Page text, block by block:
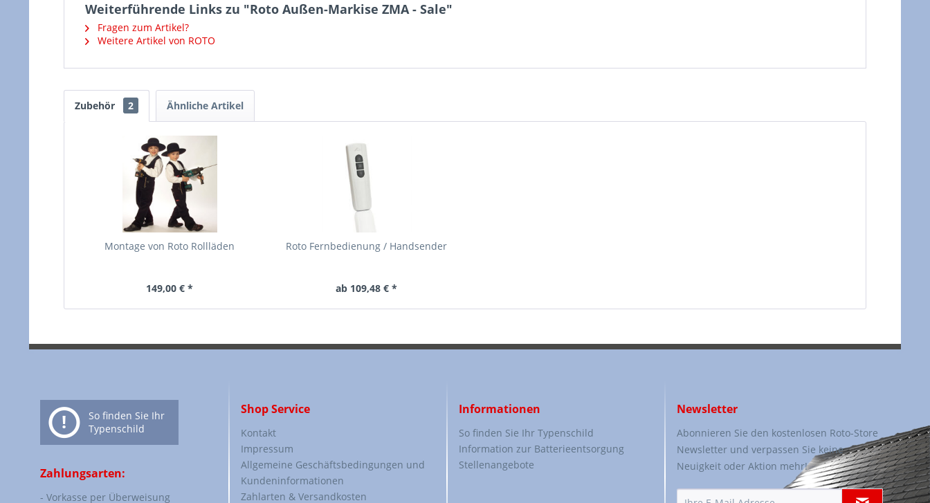
Weiterführende Links zu "Roto Außen-Markise ZMA - Sale"
Fragen zum Artikel?
Weitere Artikel von ROTO
Zubehör 2 Ähnliche Artikel
Montage von Roto Rollläden
149,00 € *
Roto Fernbedienung / Handsender
ab 109,48 € *
So finden Sie Ihr
Typenschild
Zahlungsarten:
- Vorkasse per Überweisung
Shop Service
Kontakt
Impressum
Allgemeine Geschäftsbedingungen und
Kundeninformationen
Zahlarten & Versandkosten
Informationen
So finden Sie Ihr Typenschild
Information zur Batterieentsorgung
Stellenangebote
Newsletter
Abonnieren Sie den kostenlosen Roto-Store
Newsletter und verpassen Sie keine
Neuigkeit oder Aktion mehr!